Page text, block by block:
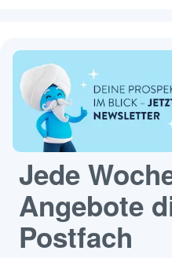
Jede
Angebote
Postfach